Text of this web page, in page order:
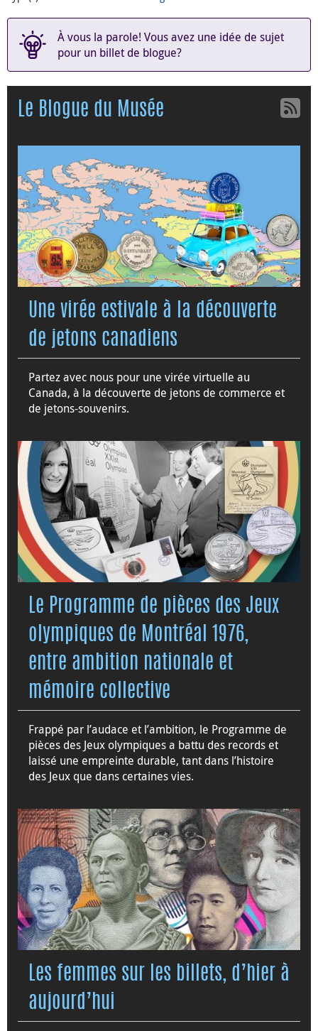
À vous la parole! Vous avez une idée de sujet
pour un billet de blogue?
Le Blogue du Musée
Une virée estivale à la découverte
de jetons canadiens
Partez avec nous pour une virée virtuelle au
Canada, à la découverte de jetons de commerce et
de jetons-souvenirs.
Le Programme de pièces des Jeux
olympiques de Montréal 1976,
entre ambition nationale et
mémoire collective
Frappé par l’audace et l’ambition, le Programme de
pièces des Jeux olympiques a battu des records et
laissé une empreinte durable, tant dans l’histoire
des Jeux que dans certaines vies.
Les femmes sur les billets, d’hier à
aujourd’hui